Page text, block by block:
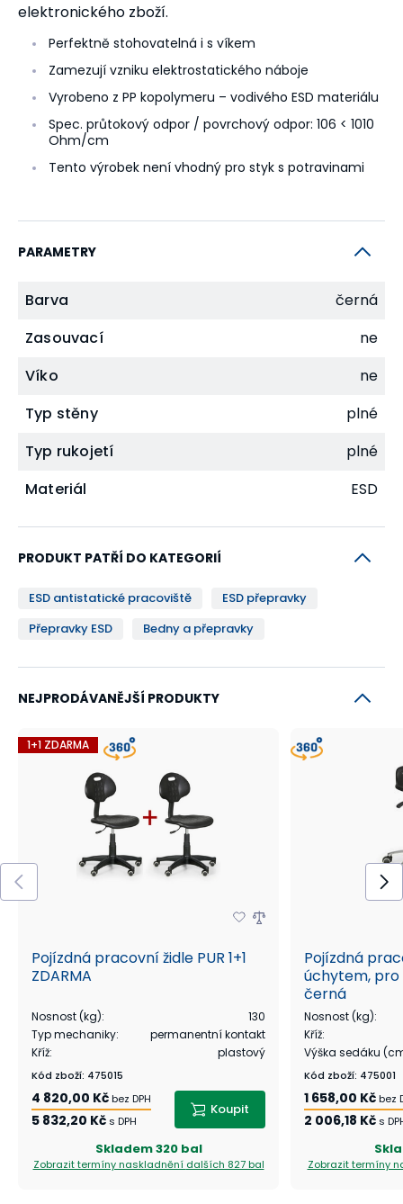
elektronického zboží.
Perfektně stohovatelná i s víkem
Zamezují vzniku elektrostatického náboje
Vyrobeno z PP kopolymeru – vodivého ESD materiálu
Spec. průtokový odpor / povrchový odpor: 106 < 1010
Ohm/cm
Tento výrobek není vhodný pro styk s potravinami
PARAMETRY
Barva
černá
Zasouvací
ne
Víko
ne
Typ stěny
plné
Typ rukojetí
plné
Materiál
ESD
PRODUKT PATŘÍ DO KATEGORIÍ
ESD antistatické pracoviště
ESD přepravky
Přepravky ESD
Bedny a přepravky
NEJPRODÁVANĚJŠÍ PRODUKTY
1+1 ZDARMA
Pojízdná pracovní židle PUR 1+1
ZDARMA
Nosnost (kg):
130
Typ mechaniky:
permanentní kontakt
Kříž: plastový
Kód zboží: 475015
4 820,00 Kčbez DPH
5 832,20 Kč s DPH
Koupit
Skladem320 bal
Zobrazit termíny naskladnění dalších 827 bal
Pojízdná
úchytem,
černá
Nosnost (kg):
Kříž:
Výška sedáku
Kód zboží: 475001
1 658,00 Kčbez
2 006,18 Kč s
Zobrazit termíny